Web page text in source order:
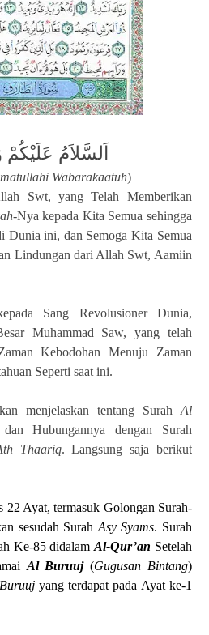
اَلسَّلاَمُ عَلَيْكُمْ
Wabarakaatuh)
Swt, yang Telah Memberikan
-Nya kepada Kita Semua sehingga
ini, dan Semoga Kita Semua
Lindungan dari Allah Swt, Aamiin
Sang Revolusioner Dunia,
Muhammad Saw, yang telah
Kebodohan Menuju Zaman
Seperti saat ini.
menjelaskan tentang Surah Al
Hubungannya dengan Surah
Thaariq. Langsung saja berikut
22 Ayat, termasuk Golongan Surah-
sesudah Surah Asy Syams. Surah
Ke-85 didalamAl-Qur’an Setelah
Al Buruuj(Gugusan Bintang)
yang terdapat pada Ayat ke-1